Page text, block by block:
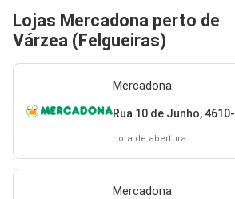
Lojas Mercadona perto de
Várzea (Felgueiras)
Mercadona
Rua 10 de Junho,
hora de abertura
Mercadona